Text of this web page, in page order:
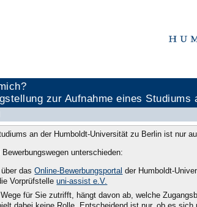
zur Aufnahme eines
an der Humboldt-Universität zu Berlin ist nur
unterschieden:
über dasOnline-Bewerbungsportal der Humboldt-
Vorprüfstelleuni-assist e.V.
für Sie zutrifft, hängt davon ab, welche